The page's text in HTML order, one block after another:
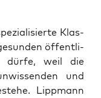
Klas­
öffent­li­
dür­fe, weil die
und
Lipp­mann